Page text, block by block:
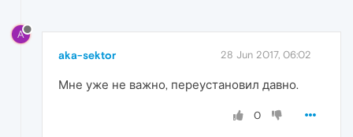
A
aka-sektor 28 Jun 2017, 06:02
Мне уже не важно, переустановил давно.
0